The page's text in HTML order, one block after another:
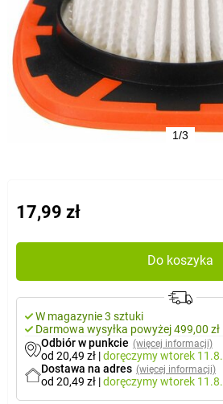
1/3
17,99 zł
Do koszyka
W magazynie 3 sztuki
Darmowa wysyłka powyżej 499,00 zł
Odbiór w punkcie (więcej informacji)
od 20,49 zł |doręczymywtorek 11.8.
Dostawa na adres (więcej informacji)
od 20,49 zł |doręczymywtorek 11.8.